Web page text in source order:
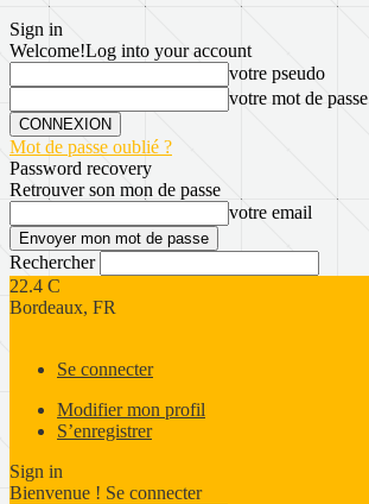
Sign in
Welcome!Log into your account
votre pseudo
votre mot de passe
Mot de passe oublié ?
Password recovery
Retrouver son mon de passe
votre email
Rechercher
22.4 C
Bordeaux, FR
Se connecter
Modifier mon profil
S’enregistrer
Sign in
Bienvenue ! Se connecter